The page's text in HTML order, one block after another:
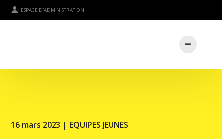
ESPACE D'ADMINISTRATION
16 mars 2023 | EQUIPES JEUNES